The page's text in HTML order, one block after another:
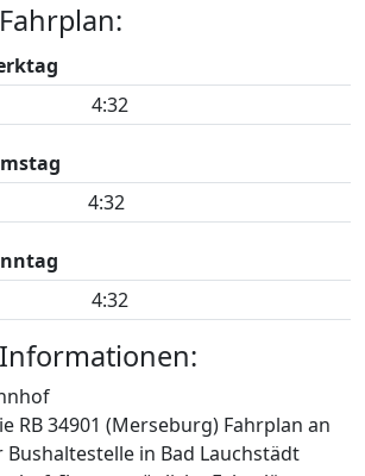
Fahrplan:
4:32
4:32
4:32
Informationen:
RB 34901 (Merseburg) Fahrplan an
Bushaltestelle in Bad Lauchstädt